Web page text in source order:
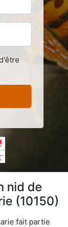
nid de
(10150)
fait partie